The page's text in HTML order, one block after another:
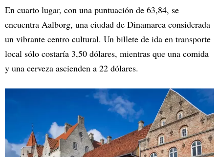
En cuarto lugar, con una puntuación de 63,84, se
encuentra Aalborg, una ciudad de Dinamarca considerada
un vibrante centro cultural. Un billete de ida en transporte
local sólo costaría 3,50 dólares, mientras que una comida
y una cerveza ascienden a 22 dólares.